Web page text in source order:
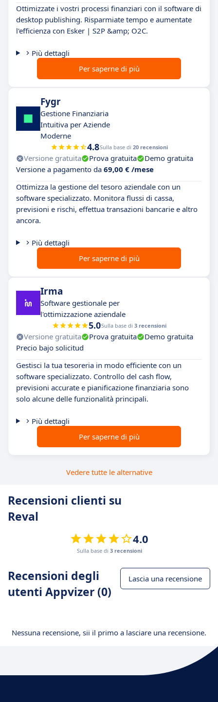
Ottimizzate i vostri processi finanziari con il software di
desktop publishing. Risparmiate tempo e aumentate
l'efficienza con Esker | S2P &amp; O2C.
Più dettagli
Per saperne di più
Fygr
Gestione Finanziaria
Intuitiva per Aziende
Moderne
4.8Sulla base di 20 recensioni
Versione gratuita Prova gratuita
Demo gratuita
Versione a pagamento da 69,00 € /mese
Ottimizza la gestione del tesoro aziendale con un
software specializzato. Monitora flussi di cassa,
previsioni e rischi, effettua transazioni bancarie e altro
ancora.
Più dettagli
Per saperne di più
Irma
Software gestionale per
l'ottimizzazione aziendale
5.0Sulla base di 3 recensioni
Versione gratuita Prova gratuita
Demo gratuita
Precio bajo solicitud
Gestisci la tua tesoreria in modo efficiente con un
software specializzato. Controllo del cash flow,
previsioni accurate e pianificazione finanziaria sono
solo alcune delle funzionalità principali.
Più dettagli
Per saperne di più
Vedere tutte le alternative
Recensioni clienti su
Reval
4.0
Sulla base di 3 recensioni
Recensioni degli
utenti Appvizer (0)
Lascia una recensione
Nessuna recensione, sii il primo a lasciare una recensione.